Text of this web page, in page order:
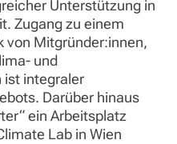
Unterstützung in
Zugang zu einem
von Mitgründer:innen,
und
ist integraler
Darüber hinaus
ein Arbeitsplatz
Lab in Wien